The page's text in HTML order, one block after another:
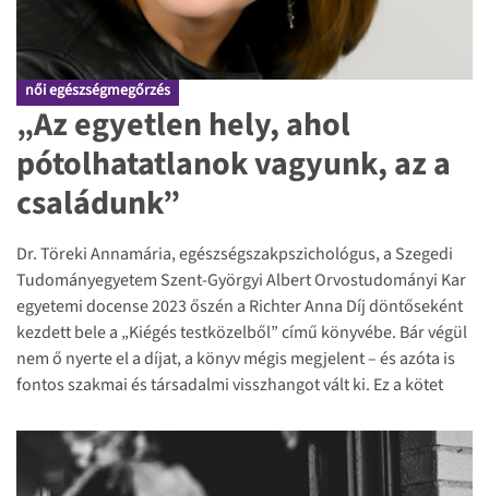
női egészségmegőrzés
„Az egyetlen hely, ahol
pótolhatatlanok vagyunk, az a
családunk”
Dr. Töreki Annamária, egészségszakpszichológus, a Szegedi
Tudományegyetem Szent-Györgyi Albert Orvostudományi Kar
egyetemi docense 2023 őszén a Richter Anna Díj döntőseként
kezdett bele a „Kiégés testközelből” című könyvébe. Bár végül
nem ő nyerte el a díjat, a könyv mégis megjelent – és azóta is
fontos szakmai és társadalmi visszhangot vált ki. Ez a kötet